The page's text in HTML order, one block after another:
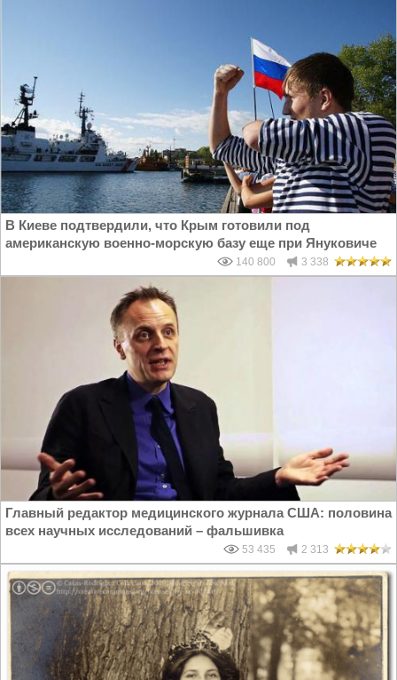
В Киеве подтвердили, что Крым готовили под
американскую военно-морскую базу еще при Януковиче
140 800 3 338
Главный редактор медицинского журнала США: половина
всех научных исследований – фальшивка
53 435 2 313